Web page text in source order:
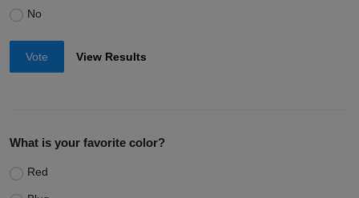
No
Vote View Results
What is your favorite color?
Red